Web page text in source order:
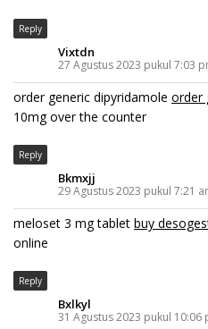
Reply
Vixtdn
27 Agustus 2023 pukul 7:03
order generic dipyridamole order
10mg over the counter
Reply
Bkmxjj
29 Agustus 2023 pukul 7:21
meloset 3 mg tablet buy
online
Reply
Bxlkyl
31 Agustus 2023 pukul 10:06